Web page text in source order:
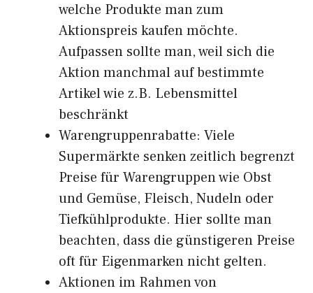
welche Produkte man zum
Aktionspreis kaufen möchte.
Aufpassen sollte man, weil sich die
Aktion manchmal auf bestimmte
Artikel wie z.B. Lebensmittel
beschränkt
Warengruppenrabatte: Viele
Supermärkte senken zeitlich begrenzt
Preise für Warengruppen wie Obst
und Gemüse, Fleisch, Nudeln oder
Tiefkühlprodukte. Hier sollte man
beachten, dass die günstigeren Preise
oft für Eigenmarken nicht gelten.
Aktionen im Rahmen von